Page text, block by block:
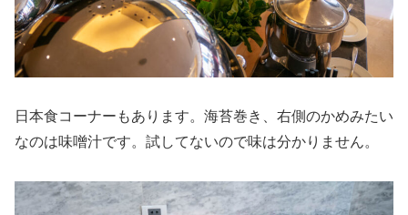
日本食コーナーもあります。海苔巻き、右側のかめみたい
なのは味噌汁です。試してないので味は分かりません。